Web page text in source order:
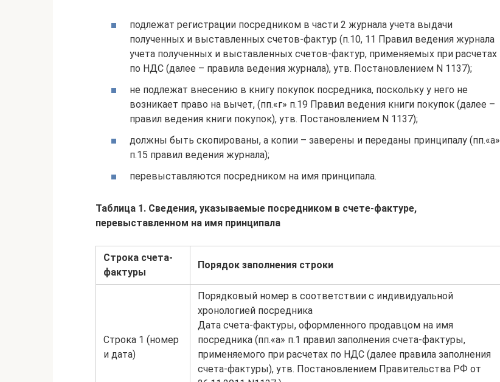
подлежат регистрации посредником в части 2 журнала учета выдачи
полученных и выставленных счетов-фактур (п.10, 11 Правил ведения журнала
учета полученных и выставленных счетов-фактур, применяемых при расчетах
по НДС (далее – правила ведения журнала), утв. Постановлением N 1137);
не подлежат внесению в книгу покупок посредника, поскольку у него не
возникает право на вычет, (пп.«г» п.19 Правил ведения книги покупок (далее –
правил ведения книги покупок), утв. Постановлением N 1137);
должны быть скопированы, а копии – заверены и переданы принципалу (пп.«а»
п.15 правил ведения журнала);
перевыставляются посредником на имя принципала.
Таблица 1. Сведения, указываемые посредником в счете-фактуре,
перевыставленном на имя принципала
Строка счета-
фактуры
Порядок заполнения строки
Строка 1 (номер
и дата)
Порядковый номер в соответствии с индивидуальной
хронологией посредника
Дата счета-фактуры, оформленного продавцом на имя
посредника (пп.«а» п.1 правил заполнения счета-фактуры,
применяемого при расчетах по НДС (далее правила заполнения
счета-фактуры), утв. Постановлением Правительства РФ от